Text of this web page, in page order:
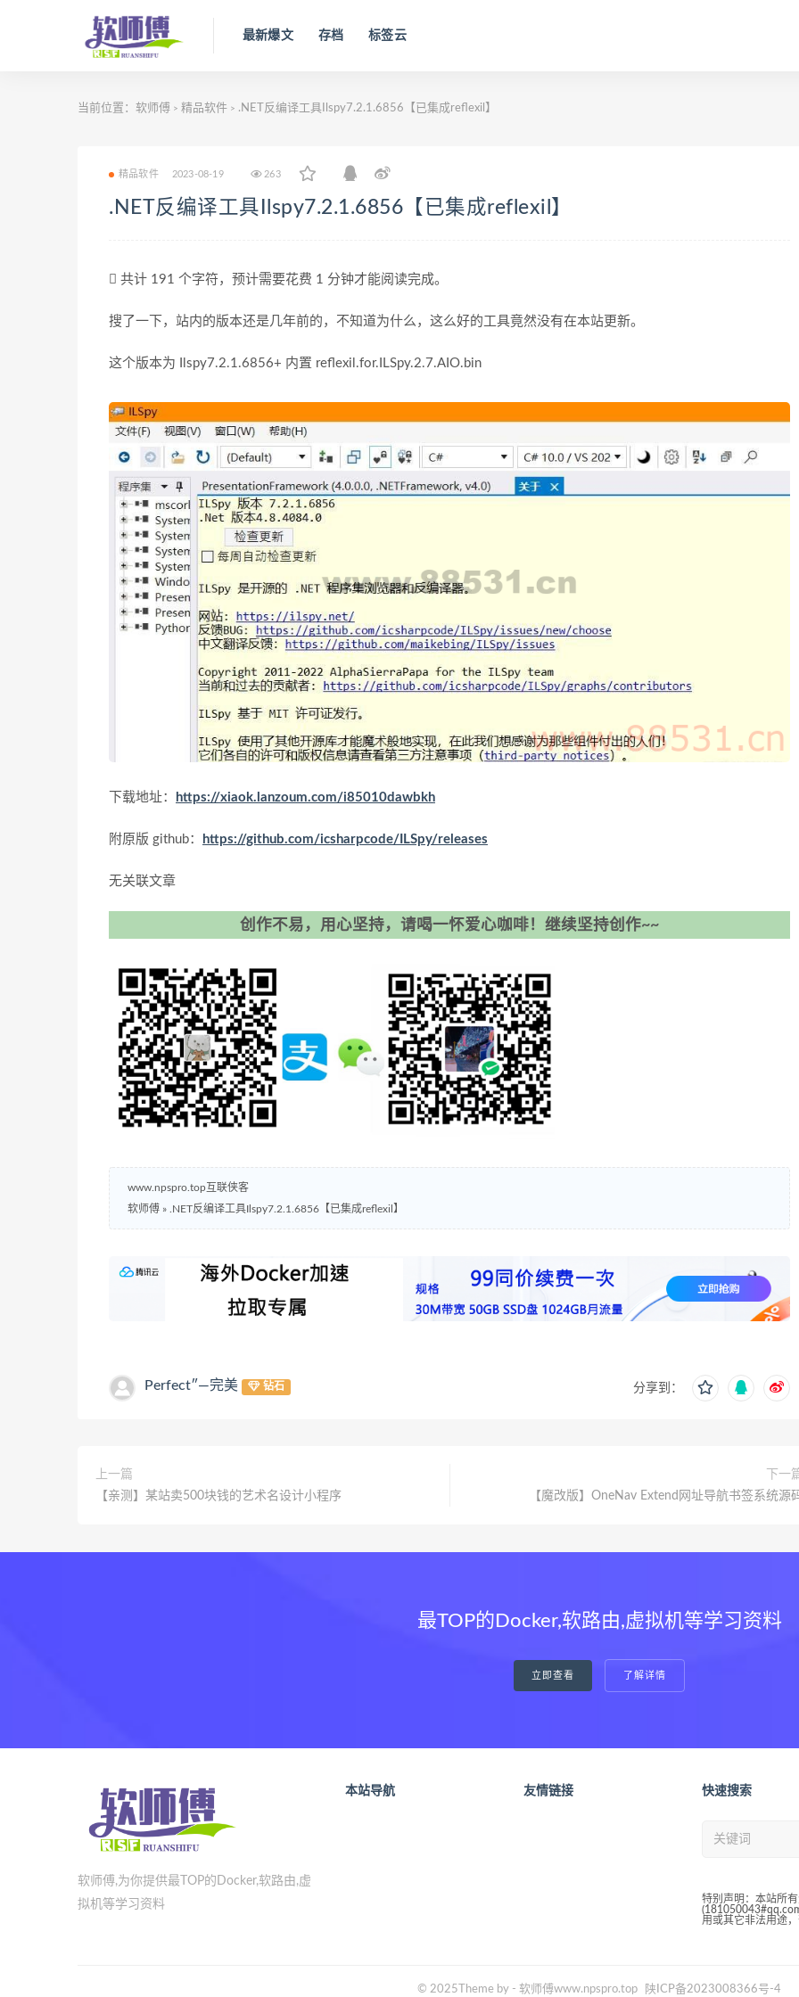
最新爆文 存档 标签云
当前位置： 软师傅 > 精品软件 > .NET反编译工具Ilspy7.2.1.6856【已集成reflexil】
精品软件 2023-08-19 263
.NET反编译工具Ilspy7.2.1.6856【已集成reflexil】
共计 191 个字符，预计需要花费 1 分钟才能阅读完成。
搜了一下，站内的版本还是几年前的，不知道为什么，这么好的工具竟然没有在本站更新。
这个版本为 Ilspy7.2.1.6856+ 内置 reflexil.for.ILSpy.2.7.AIO.bin
下载地址： https://xiaok.lanzoum.com/i85010dawbkh
附原版 github： https://github.com/icsharpcode/ILSpy/releases
无关联文章
创作不易，用心坚持，请喝一怀爱心咖啡！继续坚持创作~~
www.npspro.top互联侠客
软师傅 » .NET反编译工具Ilspy7.2.1.6856【已集成reflexil】
Perfect″—完美 钻石 分享到：
上一篇
【亲测】某站卖500块钱的艺术名设计小程序
下一
【魔改版】OneNav Extend网址导航书签系统源
最TOP的Docker,软路由,虚拟机等学习资料
立即查看 了解详情
软师傅,为你提供最TOP的Docker,软路由,虚
拟机等学习资料
本站导航 友情链接 快速搜索
特别声明：本站所
用或其它非法用途
© 2025Theme by - 软师傅www.npspro.top 陕ICP备2023008366号-4